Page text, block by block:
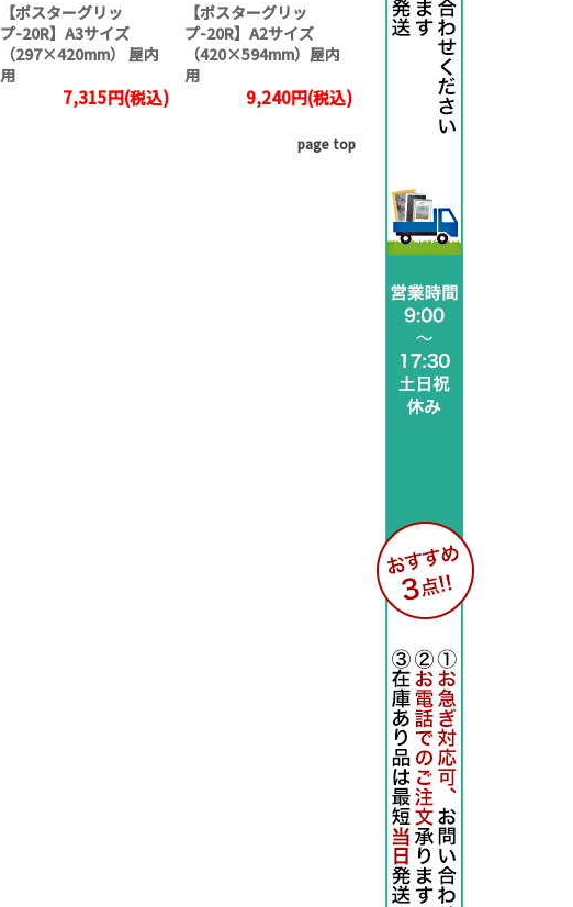
【ポスターグリッ
プ-20R】A3サイズ
（297×420mm） 屋内
用
7,315円(税込)
【ポスターグリッ
プ-20R】A2サイズ
（420×594mm）屋内
用
9,240円(税込)
page top